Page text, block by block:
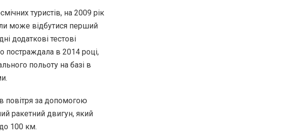
туристів, на 2009 рік
може відбутися перший
додаткові тестові
постраждала в 2014 році,
польоту на базі в
повітря за допомогою
ракетний двигун, який
100 км.